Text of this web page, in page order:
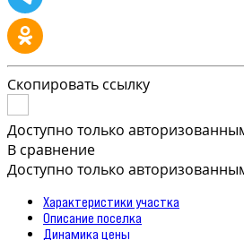
Скопировать ссылку
Доступно только
В сравнение
Доступно только
Характеристики участка
Описание поселка
Динамика цены